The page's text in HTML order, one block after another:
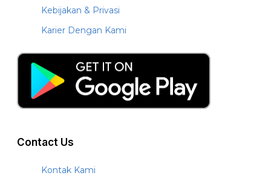
Kebijakan & Privasi
Karier Dengan Kami
Contact Us
Kontak Kami